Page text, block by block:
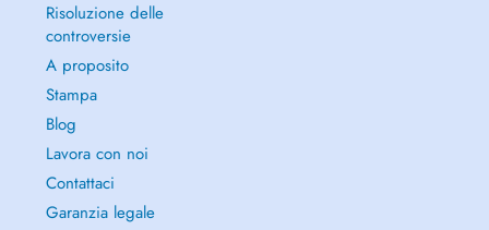
Risoluzione delle
controversie
A proposito
Stampa
Blog
Lavora con noi
Contattaci
Garanzia legale